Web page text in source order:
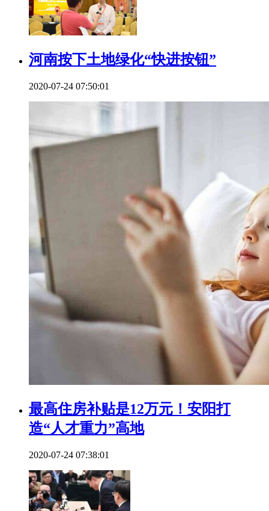
河南按下土地绿化“快进按钮”
2020-07-24 07:50:01
最高住房补贴是12万元！安阳打
造“人才重力”高地
2020-07-24 07:38:01